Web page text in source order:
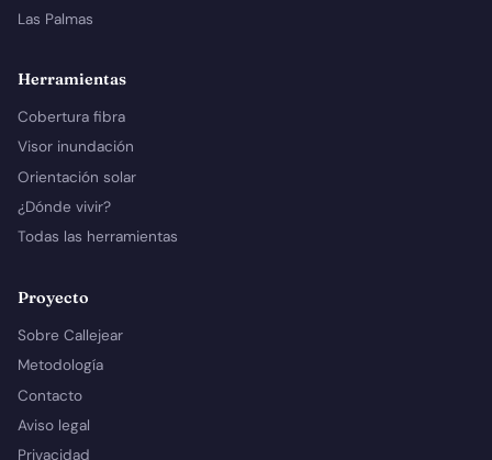
Las Palmas
Herramientas
Cobertura fibra
Visor inundación
Orientación solar
¿Dónde vivir?
Todas las herramientas
Proyecto
Sobre Callejear
Metodología
Contacto
Aviso legal
Privacidad